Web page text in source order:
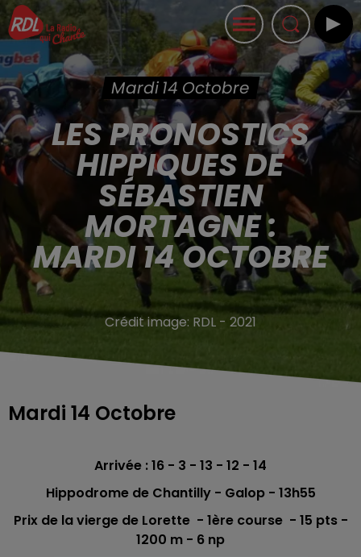
Mardi 14 Octobre
LES PRONOSTICS
HIPPIQUES DE
SÉBASTIEN
MORTAGNE :
MARDI 14 OCTOBRE
Crédit image: RDL - 2021
Mardi 14 Octobre
Arrivée : 16 - 3 - 13 - 12 - 14
Hippodrome de Chantilly - Galop - 13h55
Prix de la vierge de Lorette - 1ère course - 15 pts -
1200 m - 6 np